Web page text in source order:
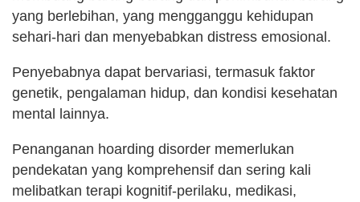
yang berlebihan, yang mengganggu kehidupan
sehari-hari dan menyebabkan distress emosional.
Penyebabnya dapat bervariasi, termasuk faktor
genetik, pengalaman hidup, dan kondisi kesehatan
mental lainnya.
Penanganan hoarding disorder memerlukan
pendekatan yang komprehensif dan sering kali
melibatkan terapi kognitif-perilaku, medikasi,